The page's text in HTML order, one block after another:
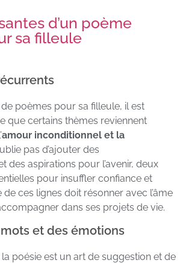
d’un poème
sa filleule
de poèmes pour sa filleule, il est
que certains thèmes reviennent
amour inconditionnel et la
pas d’ajouter des
des aspirations pour l’avenir, deux
pour insuffler confiance et
ces lignes doit résonner avec l’âme
dans ses projets de vie.
et des émotions
poésie est un art de suggestion et de